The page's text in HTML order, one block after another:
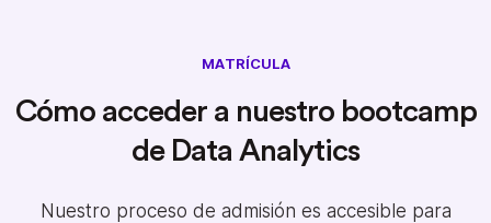
MATRÍCULA
Cómo acceder a nuestro bootcamp
de Data Analytics
Nuestro proceso de admisión es accesible para